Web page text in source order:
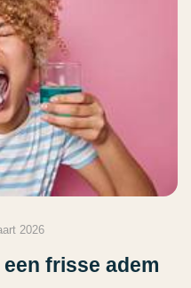
2026
frisse adem